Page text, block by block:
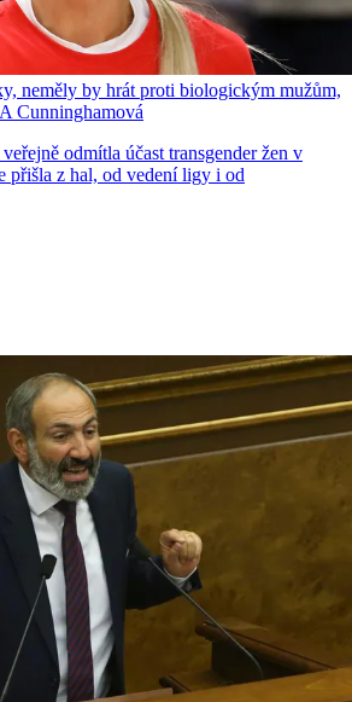
neměly by hrát proti biologickým mužům,
Cunninghamová
odmítla účast transgender žen v
přišla z hal, od vedení ligy i od